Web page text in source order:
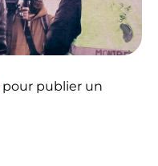
pour publier un